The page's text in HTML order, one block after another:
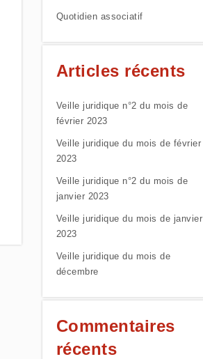
Quotidien associatif
Articles récents
Veille juridique n°2 du mois de
février 2023
Veille juridique du mois de février
2023
Veille juridique n°2 du mois de
janvier 2023
Veille juridique du mois de janvier
2023
Veille juridique du mois de
décembre
Commentaires
récents